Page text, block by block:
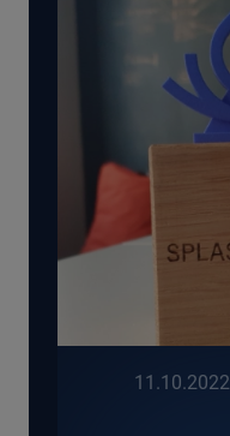
11.10.2022